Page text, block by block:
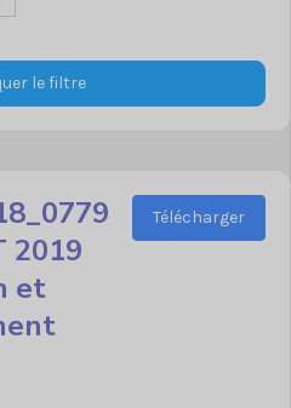
le filtre
2019
et
Télécharger